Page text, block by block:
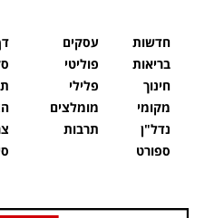
חדשות
בריאות
חינוך
מקומי
נדל"ן
ספורט
עסקים
פוליטי
פלילי
מומלצים
תרבות